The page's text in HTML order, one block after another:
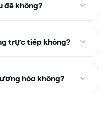
đề không?
trực tiếp không?
hóa không?